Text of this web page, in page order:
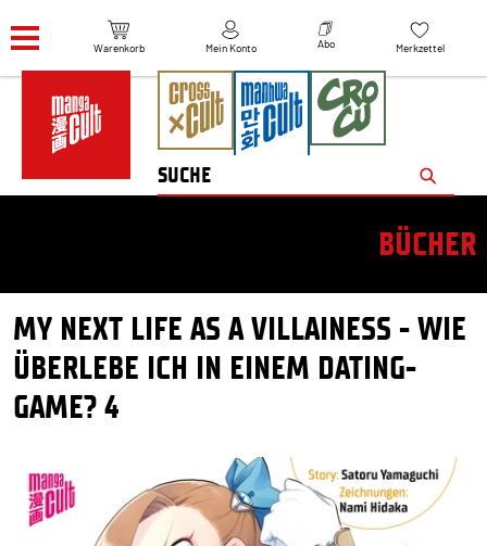
Warenkorb Mein Konto Abo Merkzettel
BÜCHER
MY NEXT LIFE AS A VILLAINESS - WIE
ÜBERLEBE ICH IN EINEM DATING-
GAME? 4